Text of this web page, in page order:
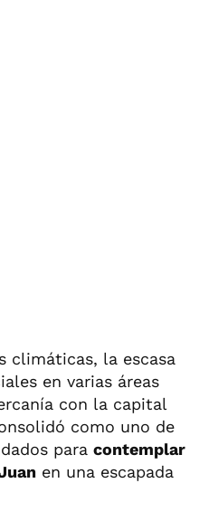
climáticas, la escasa
en varias áreas
con la capital
como uno de
para contemplar
en una escapada